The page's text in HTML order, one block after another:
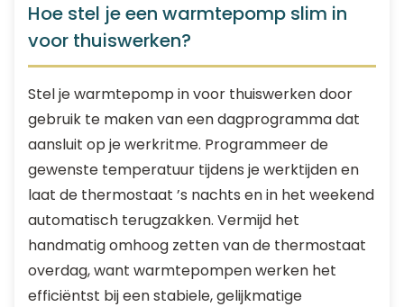
Hoe stel je een warmtepomp slim in
voor thuiswerken?
Stel je warmtepomp in voor thuiswerken door
gebruik te maken van een dagprogramma dat
aansluit op je werkritme. Programmeer de
gewenste temperatuur tijdens je werktijden en
laat de thermostaat ’s nachts en in het weekend
automatisch terugzakken. Vermijd het
handmatig omhoog zetten van de thermostaat
overdag, want warmtepompen werken het
efficiëntst bij een stabiele, gelijkmatige